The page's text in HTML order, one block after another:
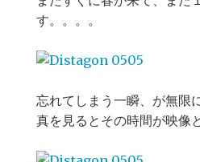
す。。。。
忘れてしまう一瞬、が無限
真を見るとその時間が映像